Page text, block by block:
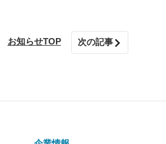
お知らせTOP 次の記事